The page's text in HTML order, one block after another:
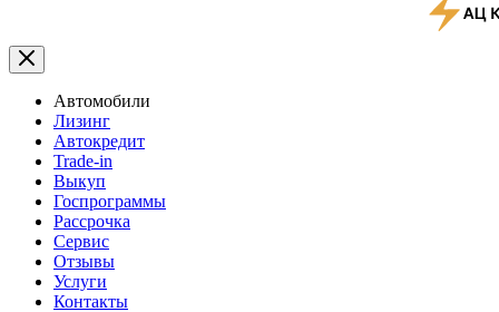
Автомобили
Лизинг
Автокредит
Trade-in
Выкуп
Госпрограммы
Рассрочка
Сервис
Отзывы
Услуги
Контакты